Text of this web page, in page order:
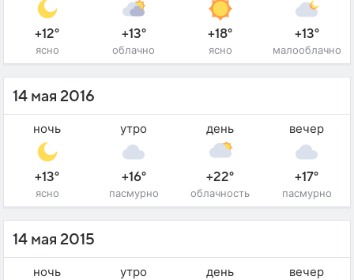
+12°
ясно
+13°
облачно
+18°
ясно
+13°
малооблачно
14 мая 2016
ночь
+13°
ясно
утро
+16°
пасмурно
день
+22°
облачность
вечер
+17°
пасмурно
14 мая 2015
ночь утро день вечер